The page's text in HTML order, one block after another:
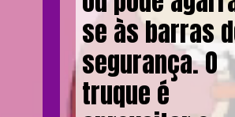
se às barras
segurança. O
truque é